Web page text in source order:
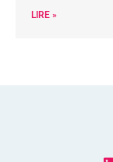
LIRE »